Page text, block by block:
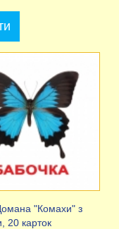
"Комахи" з
20 карток